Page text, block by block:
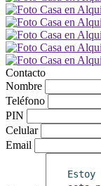
Contacto
Nombre
Teléfono
PIN
Celular
Email